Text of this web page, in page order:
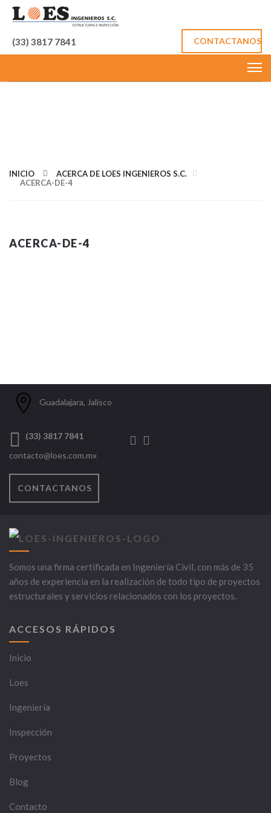
(33) 3817 7841 CONTACTANOS
INICIO
ACERCA DE LOES INGENIEROS S.C.
ACERCA-DE-4
ACERCA-DE-4
Guadalajara, Jalisco
(33) 3817 7841
contacto@loes.com.mx
CONTACTANOS
Somos una firma certificada en Ingeniería Civil, con más de 35
años de experiencia en la realización de todo tipo de proyectos
estructurales y servicios relacionados con los proyectos.
ACCESOS RÁPIDOS
Inicio
Loes
Ingeniería
Inspección
Proyectos
Blog
Contacto